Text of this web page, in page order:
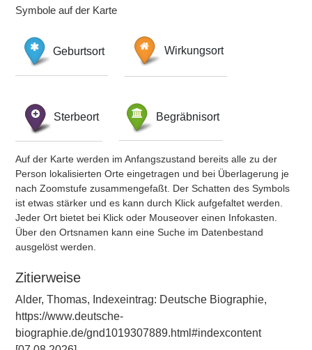
Symbole auf der Karte
Geburtsort Wirkungsort
Sterbeort Begräbnisort
Auf der Karte werden im Anfangszustand bereits alle zu der
Person lokalisierten Orte eingetragen und bei Überlagerung je
nach Zoomstufe zusammengefaßt. Der Schatten des Symbols
ist etwas stärker und es kann durch Klick aufgefaltet werden.
Jeder Ort bietet bei Klick oder Mouseover einen Infokasten.
Über den Ortsnamen kann eine Suche im Datenbestand
ausgelöst werden.
Zitierweise
Alder, Thomas, Indexeintrag: Deutsche Biographie,
https://www.deutsche-
biographie.de/gnd1019307889.html#indexcontent